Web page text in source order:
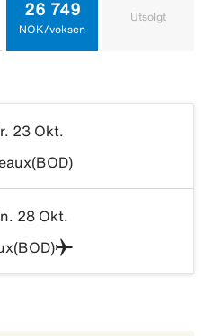
26 749
NOK/voksen
Utsolgt
23 Okt.
28 Okt.